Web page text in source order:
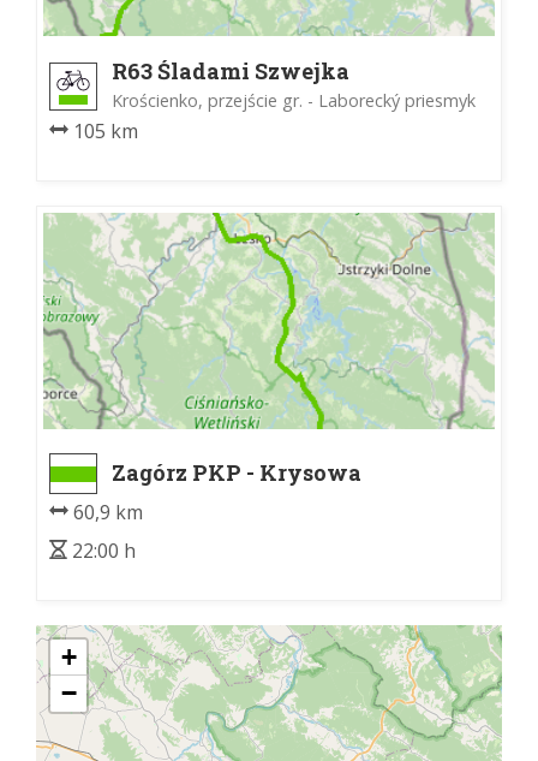
R63 Śladami Szwejka
Krościenko, przejście gr. - Laborecký priesmyk
105 km
Zagórz PKP - Krysowa
60,9 km
22:00 h
+
−